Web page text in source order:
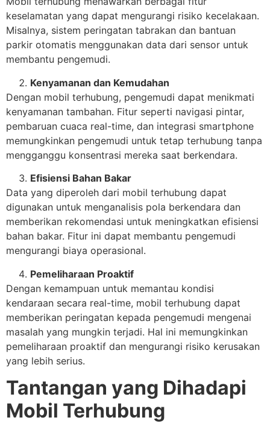
keselamatan yang dapat mengurangi risiko kecelakaan.
Misalnya, sistem peringatan tabrakan dan bantuan
parkir otomatis menggunakan data dari sensor untuk
membantu pengemudi.
Kenyamanan dan Kemudahan
Dengan mobil terhubung, pengemudi dapat menikmati
kenyamanan tambahan. Fitur seperti navigasi pintar,
pembaruan cuaca real-time, dan integrasi smartphone
memungkinkan pengemudi untuk tetap terhubung tanpa
mengganggu konsentrasi mereka saat berkendara.
Efisiensi Bahan Bakar
Data yang diperoleh dari mobil terhubung dapat
digunakan untuk menganalisis pola berkendara dan
memberikan rekomendasi untuk meningkatkan efisiensi
bahan bakar. Fitur ini dapat membantu pengemudi
mengurangi biaya operasional.
Pemeliharaan Proaktif
Dengan kemampuan untuk memantau kondisi
kendaraan secara real-time, mobil terhubung dapat
memberikan peringatan kepada pengemudi mengenai
masalah yang mungkin terjadi. Hal ini memungkinkan
pemeliharaan proaktif dan mengurangi risiko kerusakan
yang lebih serius.
Tantangan yang Dihadapi
Mobil Terhubung